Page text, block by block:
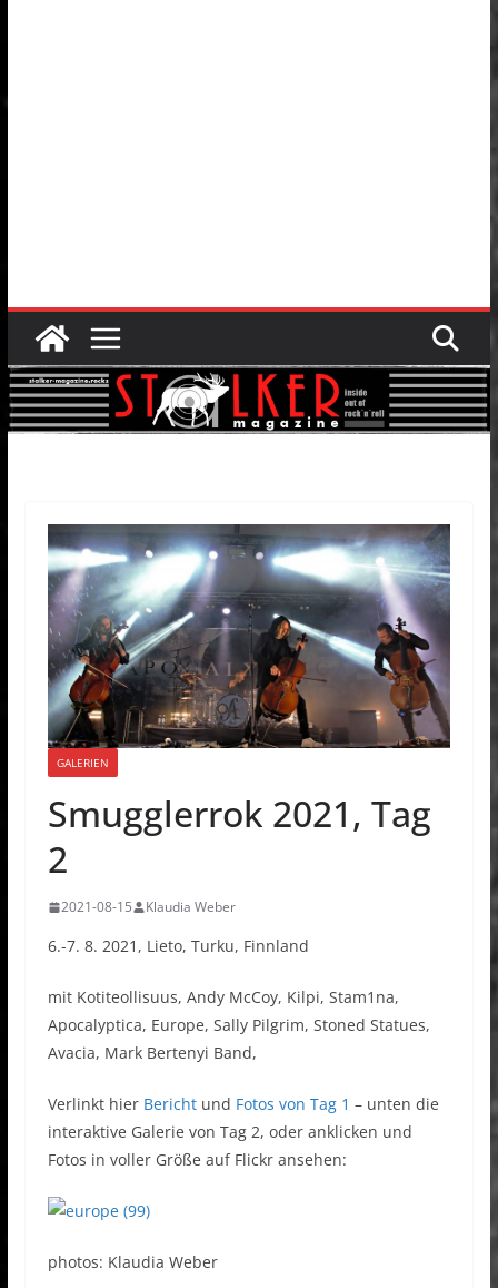
GALERIEN
Smugglerrok 2021, Tag
2
2021-08-15 Klaudia Weber
6.-7. 8. 2021, Lieto, Turku, Finnland
mit Kotiteollisuus, Andy McCoy, Kilpi, Stam1na,
Apocalyptica, Europe, Sally Pilgrim, Stoned Statues,
Avacia, Mark Bertenyi Band,
Verlinkt hier Berichtund Fotos von Tag 1 – unten die
interaktive Galerie von Tag 2, oder anklicken und
Fotos in voller Größe auf Flickr ansehen:
photos: Klaudia Weber